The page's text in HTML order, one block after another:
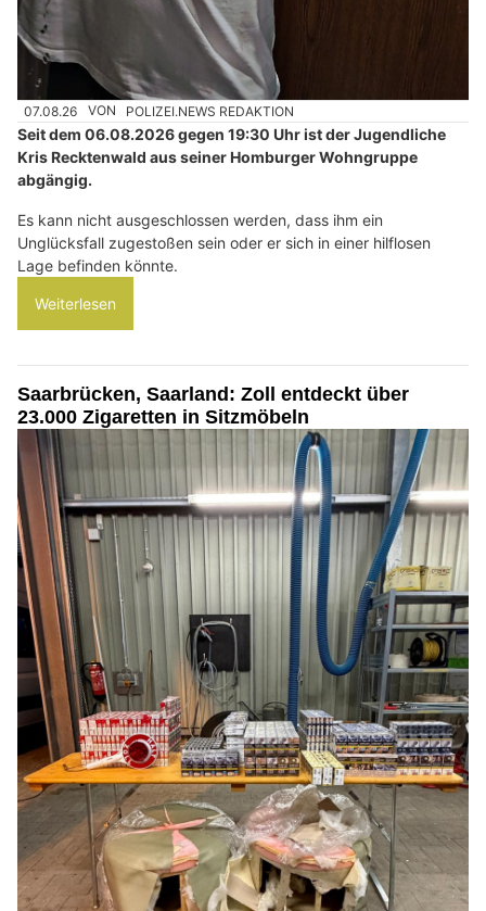
07.08.26 VON POLIZEI.NEWS REDAKTION
Seit dem 06.08.2026 gegen 19:30 Uhr ist der Jugendliche
Kris Recktenwald aus seiner Homburger Wohngruppe
abgängig.
Es kann nicht ausgeschlossen werden, dass ihm ein
Unglücksfall zugestoßen sein oder er sich in einer hilflosen
Lage befinden könnte.
Weiterlesen
Saarbrücken, Saarland: Zoll entdeckt über
23.000 Zigaretten in Sitzmöbeln